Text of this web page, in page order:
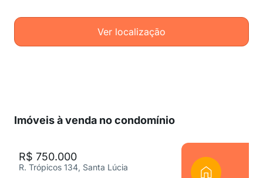
Ver localização
Imóveis à venda no condomínio
R$ 750.000
R. Trópicos 134, Santa Lúcia